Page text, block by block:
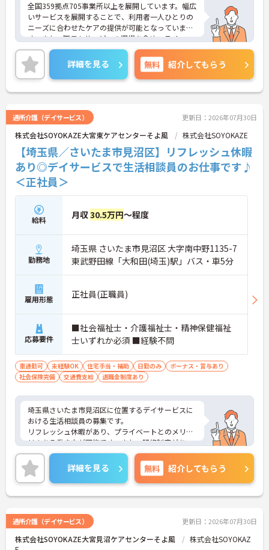
全国359拠点705事業所以上を展開しています。幅広
いサービスを展開することで、利用者一人ひとりの
ニーズに合わせたケアの提供が可能となっていま
す。また、職員もサービスの選択を含め、ライフス
タイルに合わせた働き方の選択肢が多くあります。
入社時研修はもちろん、サービス・職種ごとに研修
カリキュラムが整っており学び成長できる環境で
す。
ご興味のある方は面接対策ポイントなどお話致しま
詳細を見る 無料 紹介してもらう
通所介護（デイサービス） 更新日：2026年07月30日
株式会社SOYOKAZE大宮東ケアセンターそよ風 株式会社SOYOKAZE
【埼玉県／さいたま市見沼区】リフレッシュ休暇
あり◎デイサービスで生活相談員のお仕事です♪
＜正社員＞
給料 月収30.5万円～程度
勤務地
埼玉県 さいたま市見沼区 大字南中野1135-7
東武野田線「大和田(埼玉)駅」バス・車5分
雇用形態 正社員(正職員)
応募要件
■社会福祉士・介護福祉士・精神保健福祉
士いずれか必須 ■経験不問
車通勤可 未経験OK 住宅手当・補助 日勤のみ
ボーナス・賞与あり
社会保険完備
交通費支給 退職金制度あり
埼玉県さいたま市見沼区に位置するデイサービスに
おける生活相談員の募集です。
リフレッシュ休暇があり、プライベートとのメリハ
リのある働き方が可能です。また、研修制度があ
り、働きながらスキルアップが目指せる環境です。
ご興味のある方には、面接対策ポイントなど、さら
に詳細をご案内しますのでお気軽にご相談くださ
い！
詳細を見る 無料 紹介してもらう
通所介護（デイサービス） 更新日：2026年07月30日
株式会社SOYOKAZE大宮見沼ケアセンターそよ風
株式会社SOYOKAZ